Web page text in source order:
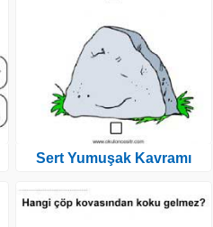
Sert Yumuşak Kavramı